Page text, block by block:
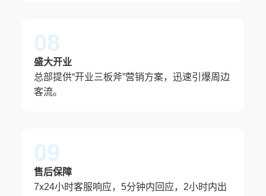
08
盛大开业
总部提供“开业三板斧”营销方案，迅速引爆周边
客流。
09
售后保障
7x24小时客服响应，5分钟内回应，2小时内出